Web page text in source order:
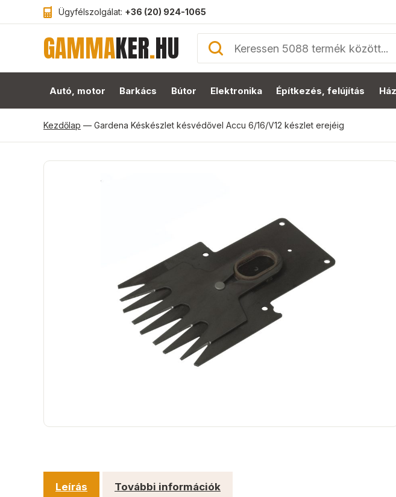
Ügyfélszolgálat: +36 (20) 924-1065
GAMMAKER.HU
Autó, motor Barkács Bútor Elektronika Építkezés, felújítás
Kezdőlap — Gardena Késkészlet késvédővel Accu 6/16/V12 készlet erejéig
Leírás További információk